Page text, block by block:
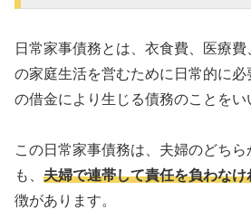
日常家事債務とは、衣食費、医療
の家庭生活を営むために日常的に
の借金により生じる債務のことをい
この日常家事債務は、夫婦のどち
も、 夫婦で連帯して責任を負わなけ
徴があります。